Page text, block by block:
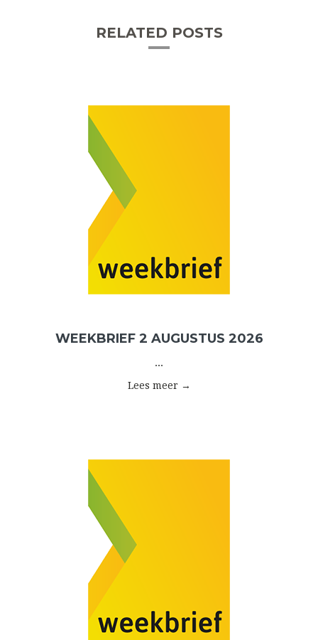
RELATED POSTS
WEEKBRIEF 2 AUGUSTUS 2026
...
Lees meer →